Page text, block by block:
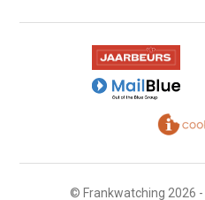
© Frankwatching 2026 -